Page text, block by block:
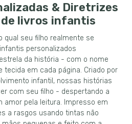
& Diretrizes
livros infantis
qual seu filho realmente se
personalizados
da história - com o nome
tecida em cada página. Criado por
infantil, nossas histórias
com seu filho - despertando a
amor pela leitura. Impresso em
a rasgos usando tintas não